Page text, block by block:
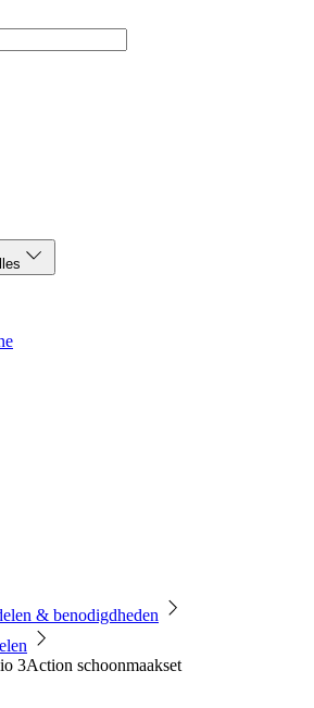
& benodigdheden
3Action schoonmaakset